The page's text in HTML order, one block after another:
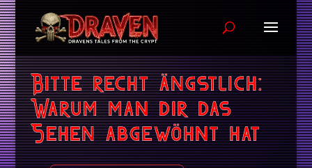
Bitte recht ängstlich:
Warum man dir das
Sehen abgewöhnt hat